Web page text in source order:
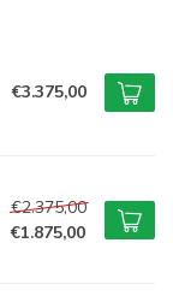
€3.375,00
€2.375,00
€1.875,00